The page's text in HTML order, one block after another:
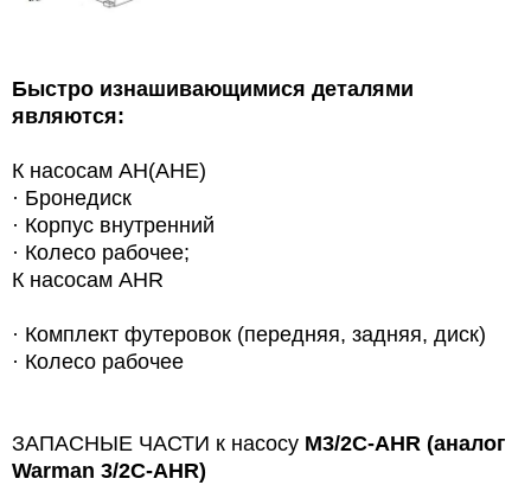
Быстро изнашивающимися деталями
являются:
К насосам AH(AHE)
· Бронедиск
· Корпус внутренний
· Колесо рабочее;
К насосам AHR
· Комплект футеровок (передняя, задняя, диск)
· Колесо рабочее
ЗАПАСНЫЕ ЧАСТИ к насосу M3/2C-AHR (аналог
Warman 3/2C-AHR)